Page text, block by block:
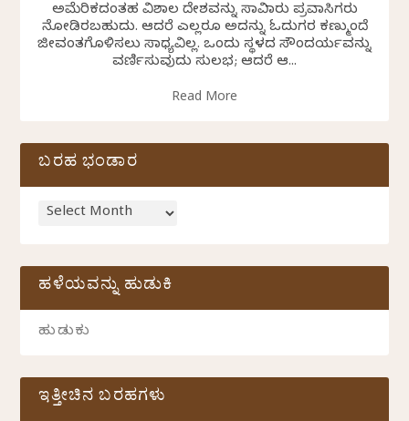
ಅಮೆರಿಕದಂತಹ ವಿಶಾಲ ದೇಶವನ್ನು ಸಾವಿರಾರು ಪ್ರವಾಸಿಗರು
ನೋಡಿರಬಹುದು. ಆದರೆ ಎಲ್ಲರೂ ಅದನ್ನು ಓದುಗರ ಕಣ್ಮುಂದೆ
ಜೀವಂತಗೊಳಿಸಲು ಸಾಧ್ಯವಿಲ್ಲ. ಒಂದು ಸ್ಥಳದ ಸೌಂದರ್ಯವನ್ನು
ವರ್ಣಿಸುವುದು ಸುಲಭ; ಆದರೆ ಆ...
Read More
ಬರಹ ಭಂಡಾರ
ಹಳೆಯವನ್ನು ಹುಡುಕಿ
ಇತ್ತೀಚಿನ ಬರಹಗಳು